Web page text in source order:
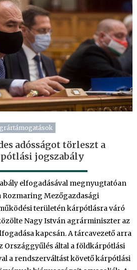
adósságot törleszt a
jogszabály
elfogadásával megnyugtatóan
Rozmaring Mezőgazdasági
területén kárpótlásra váró
Nagy István agrárminiszter az
kapcsán. A tárcavezető arra
Országgyűlés által a földkárpótlási
a rendszerváltást követő kárpótlási